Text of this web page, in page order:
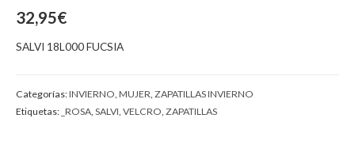
32,95€
SALVI 18L000 FUCSIA
Categorías:INVIERNO MUJER ZAPATILLAS INVIERNO
Etiquetas: _ROSA SALVI VELCRO ZAPATILLAS